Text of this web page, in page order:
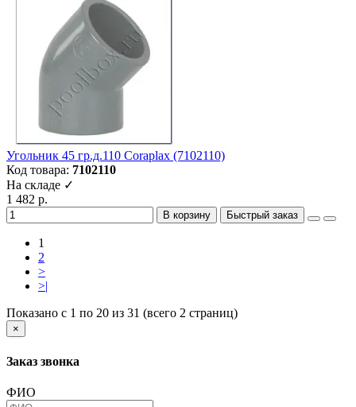
Угольник 45 гр.д.110 Coraplax (7102110)
Код товара: 7102110
На складе ✓
1 482 р.
В корзину Быстрый заказ
1
2
>
>|
Показано с 1 по 20 из 31 (всего 2 страниц)
×
Заказ звонка
ФИО